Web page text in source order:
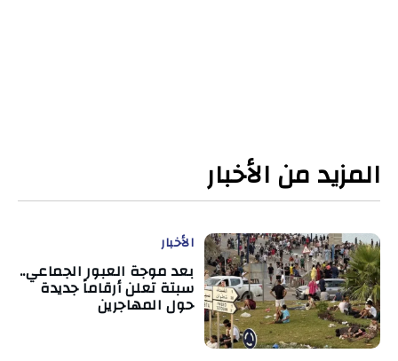
المزيد من الأخبار
الأخبار
بعد موجة العبور الجماعي..
سبتة تعلن أرقاماً جديدة
حول المهاجرين